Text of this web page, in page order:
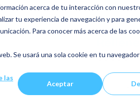
acerca de tu interacción con
tu experiencia de navegación y para
Para conocer más acerca de las
Se usará una sola cookie en tu
las
Aceptar
asesor
Nombre(s)